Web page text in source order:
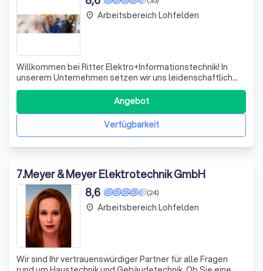
Willkommen bei Ritter Elektro+Informationstechnik! In
unserem Unternehmen setzen wir uns leidenschaftlich
dafür ein, Ihnen zu helfen, nachhaltiges und
kosteneffizientes Wohnen zu realisieren. Wir wissen, dass
Elektrogeräte, insbesondere Heizungen, einen
erheblichen Teil des Energieverbrauchs in Ihre
Verfügbarkeit
Angebot
place Arbeitsbereich Lohfelden
7.Meyer & Meyer Elektrotechnik GmbH
(24)
8,6
Wir sind Ihr vertrauenswürdiger Partner für alle Fragen
place Arbeitsbereich Lohfelden